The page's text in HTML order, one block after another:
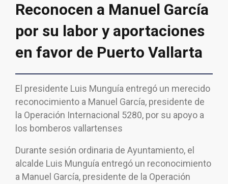
Reconocen a Manuel García
por su labor y aportaciones
en favor de Puerto Vallarta
El presidente Luis Munguía entregó un merecido
reconocimiento a Manuel García, presidente de
la Operación Internacional 5280, por su apoyo a
los bomberos vallartenses
Durante sesión ordinaria de Ayuntamiento, el
alcalde Luis Munguía entregó un reconocimiento
a Manuel García, presidente de la Operación